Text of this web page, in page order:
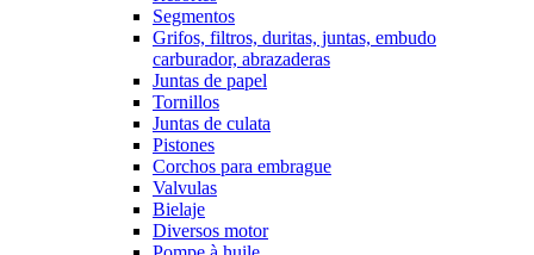
Segmentos
Grifos, filtros, duritas, juntas, embudo
carburador, abrazaderas
Juntas de papel
Tornillos
Juntas de culata
Pistones
Corchos para embrague
Valvulas
Bielaje
Diversos motor